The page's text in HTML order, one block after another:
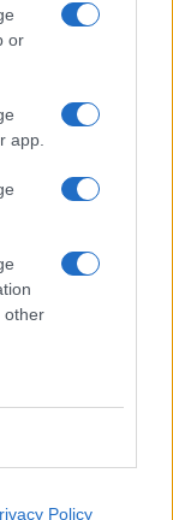
or
app.
other
Policy